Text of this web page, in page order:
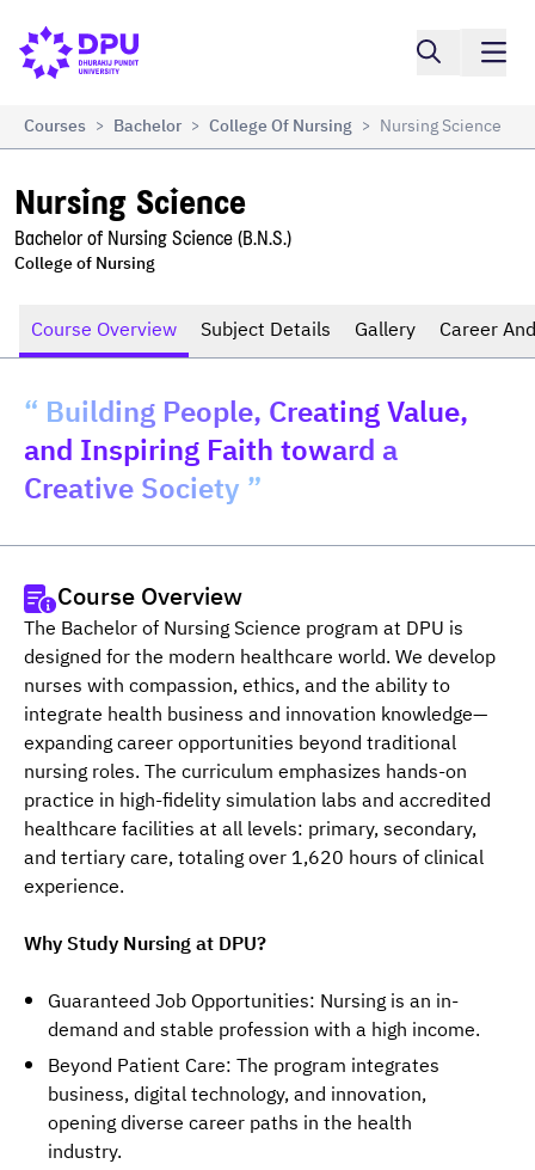
Nursing Science
Courses > Bachelor > College Of Nursing > Nursing Science
Nursing Science
Bachelor of Nursing Science (B.N.S.)
College of Nursing
Course Overview Subject Details Gallery Career
“ Building People, Creating Value,
and Inspiring Faith toward a
Creative Society ”
Course Overview
The Bachelor of Nursing Science program at DPU is
designed for the modern healthcare world. We develop
nurses with compassion, ethics, and the ability to
integrate health business and innovation knowledge—
expanding career opportunities beyond traditional
nursing roles. The curriculum emphasizes hands-on
practice in high-fidelity simulation labs and accredited
healthcare facilities at all levels: primary, secondary,
and tertiary care, totaling over 1,620 hours of clinical
experience.
Why Study Nursing at DPU?
Guaranteed Job Opportunities: Nursing is an in-
demand and stable profession with a high income.
Beyond Patient Care: The program integrates
business, digital technology, and innovation,
opening diverse career paths in the health
industry.